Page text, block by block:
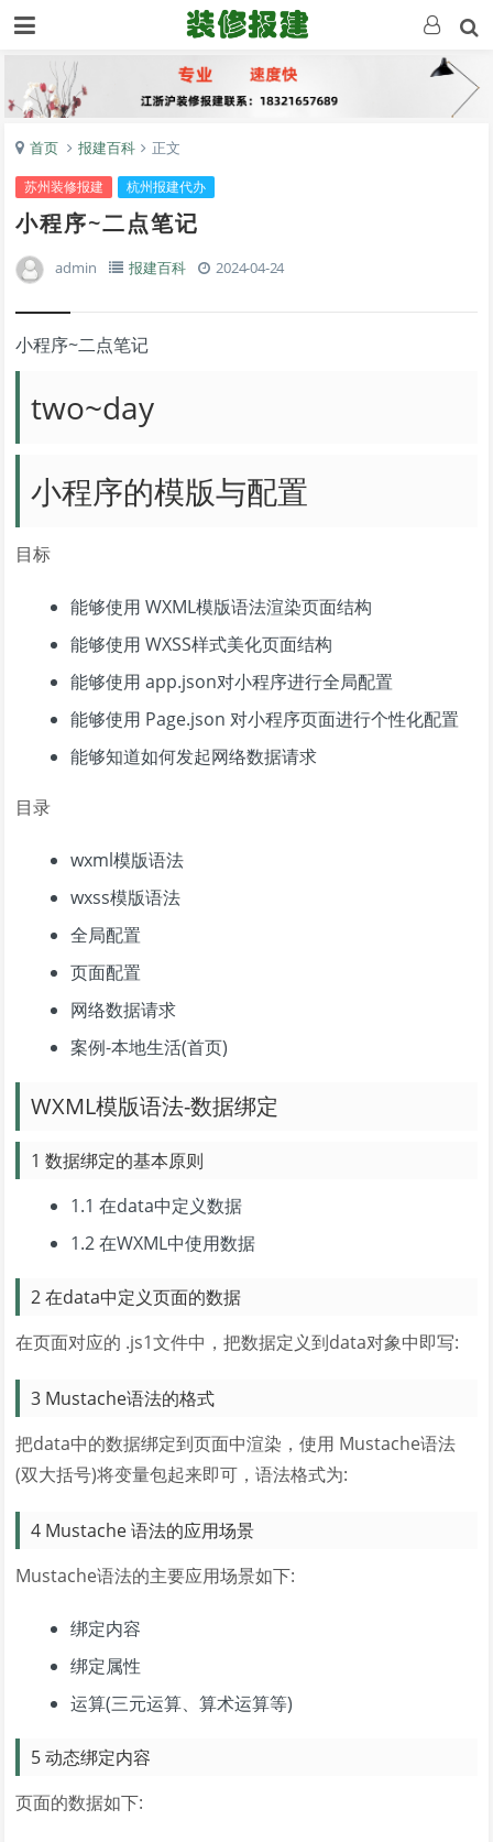
首页 报建百科 正文
苏州装修报建 杭州报建代办
小程序~二点笔记
admin 报建百科 2024-04-24
小程序~二点笔记
two~day
小程序的模版与配置
目标
能够使用 WXML模版语法渲染页面结构
能够使用 WXSS样式美化页面结构
能够使用 app.json对小程序进行全局配置
能够使用 Page.json 对小程序页面进行个性化配置
能够知道如何发起网络数据请求
目录
wxml模版语法
wxss模版语法
全局配置
页面配置
网络数据请求
案例-本地生活(首页)
WXML模版语法-数据绑定
1 数据绑定的基本原则
1.1 在data中定义数据
1.2 在WXML中使用数据
2 在data中定义页面的数据
在页面对应的 .js1文件中，把数据定义到data对象中即写:
3 Mustache语法的格式
把data中的数据绑定到页面中渲染，使用 Mustache语法
(双大括号)将变量包起来即可，语法格式为:
4 Mustache 语法的应用场景
Mustache语法的主要应用场景如下:
绑定内容
绑定属性
运算(三元运算、算术运算等)
5 动态绑定内容
页面的数据如下: